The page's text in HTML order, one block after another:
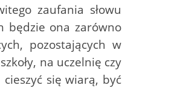
zaufania słowu
będzie ona zarówno
pozostających w
na uczelnię czy
cieszyć się wiarą, być